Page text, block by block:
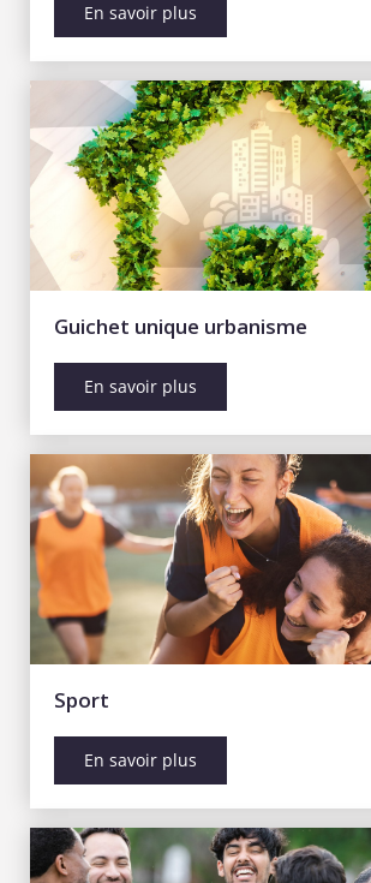
En savoir plus
Guichet unique urbanisme
En savoir plus
Sport
En savoir plus